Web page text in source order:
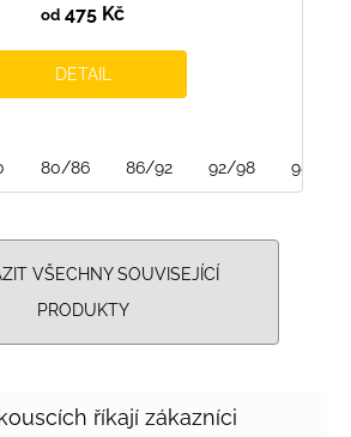
od 475 Kč
DETAIL
80/86 86/92 92/98 98/104
VŠECHNY SOUVISEJÍCÍ
PRODUKTY